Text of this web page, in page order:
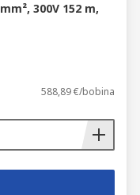
300V 152 m,
588,89 €/bobina